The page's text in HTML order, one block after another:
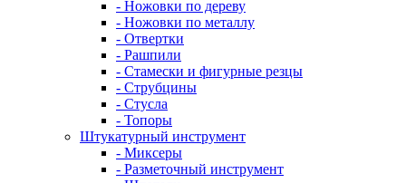
- Ножовки по дереву
- Ножовки по металлу
- Отвертки
- Рашпили
- Стамески и фигурные резцы
- Струбцины
- Стусла
- Топоры
Штукатурный инструмент
- Миксеры
- Разметочный инструмент